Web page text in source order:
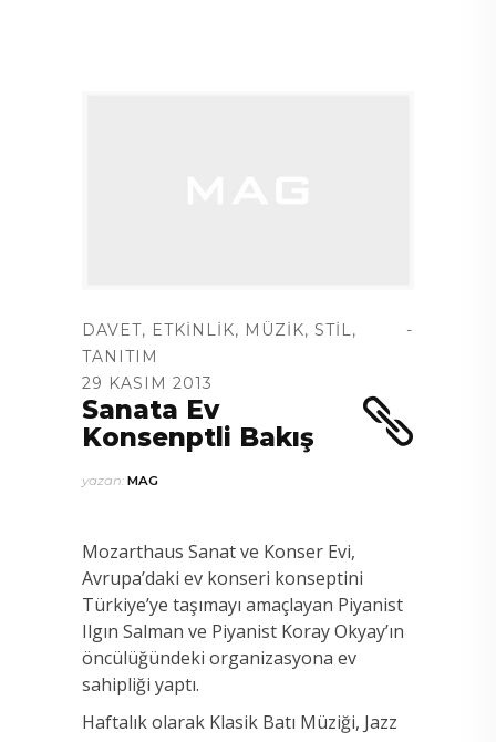
DAVET, ETKINLIK, MÜZIK, STIL,
TANITIM
29 KASIM 2013
Sanata Ev
Konsenptli Bakış
yazan: MAG
Mozarthaus Sanat ve Konser Evi,
Avrupa’daki ev konseri konseptini
Türkiye’ye taşımayı amaçlayan Piyanist
Ilgın Salman ve Piyanist Koray Okyay’ın
öncülüğündeki organizasyona ev
sahipliği yaptı.
Haftalık olarak Klasik Batı Müziği, Jazz